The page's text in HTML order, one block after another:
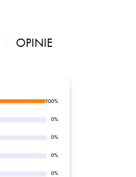
OPINIE
100%
0%
0%
0%
0%